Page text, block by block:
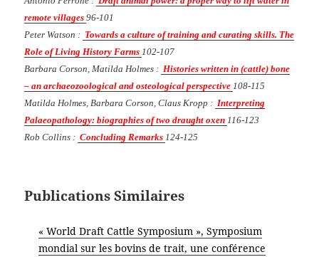
remote villages96-101
Peter Watson : Towards a culture of training and curating skills. The
Role of Living History Farms 102-107
Barbara Corson, Matilda Holmes : Histories written in (cattle) bone
– an archaeozoological and osteological perspective 108-115
Matilda Holmes, Barbara Corson, Claus Kropp : Interpreting
Palaeopathology: biographies of two draught oxen 116-123
Rob Collins : Concluding Remarks 124-125
Publications Similaires
« World Draft Cattle Symposium », Symposium
mondial sur les bovins de trait, une conférence